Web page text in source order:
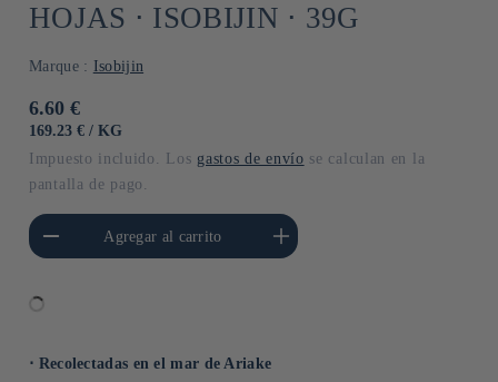
HOJAS ⋅ ISOBIJIN ⋅ 39G
Marque : Isobijin
Precio
habitual
6.60 €
PRECIO
169.23 € / POR
KG
Impuesto incluido. Los gastos de envío se calculan en la
pantalla de pago.
para Default
Title
Agregar al carrito
Aumentar cantidad para Default
Title
⋅ Recolectadas en el mar de Ariake